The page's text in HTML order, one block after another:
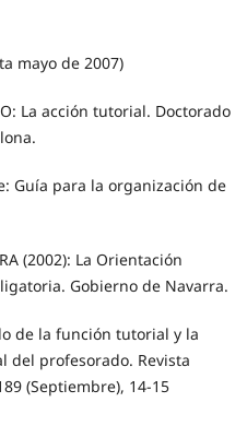
mayo de 2007)
La acción tutorial. Doctorado
Guía para la organización de
(2002): La Orientación
Gobierno de Navarra.
de la función tutorial y la
del profesorado. Revista
(Septiembre), 14-15